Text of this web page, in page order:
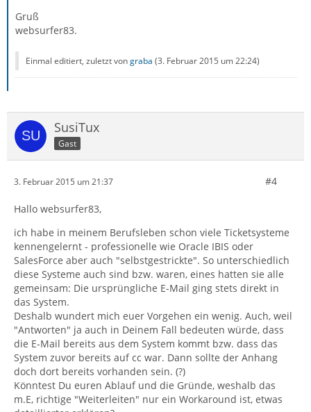
Gruß
websurfer83.
Einmal editiert, zuletzt vongraba (3. Februar 2015 um 22:24)
SusiTux
Gast
3. Februar 2015 um 21:37 #4
Hallo websurfer83,
ich habe in meinem Berufsleben schon viele Ticketsysteme
kennengelernt - professionelle wie Oracle IBIS oder
SalesForce aber auch "selbstgestrickte". So unterschiedlich
diese Systeme auch sind bzw. waren, eines hatten sie alle
gemeinsam: Die ursprüngliche E-Mail ging stets direkt in
das System.
Deshalb wundert mich euer Vorgehen ein wenig. Auch, weil
"Antworten" ja auch in Deinem Fall bedeuten würde, dass
die E-Mail bereits aus dem System kommt bzw. dass das
System zuvor bereits auf cc war. Dann sollte der Anhang
doch dort bereits vorhanden sein. (?)
Könntest Du euren Ablauf und die Gründe, weshalb das
m.E, richtige "Weiterleiten" nur ein Workaround ist, etwas